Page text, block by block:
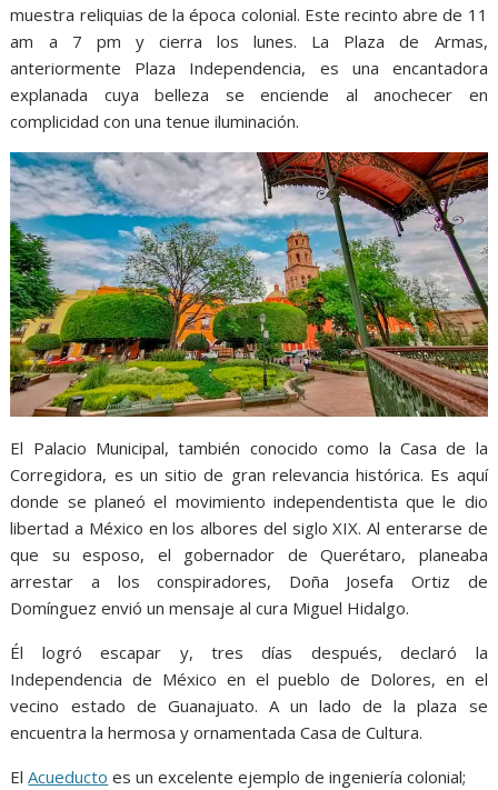
muestra reliquias de la época colonial. Este recinto abre de 11
am a 7 pm y cierra los lunes. La Plaza de Armas,
anteriormente Plaza Independencia, es una encantadora
explanada cuya belleza se enciende al anochecer en
complicidad con una tenue iluminación.
El Palacio Municipal, también conocido como la Casa de la
Corregidora, es un sitio de gran relevancia histórica. Es aquí
donde se planeó el movimiento independentista que le dio
libertad a México en los albores del siglo XIX. Al enterarse de
que su esposo, el gobernador de Querétaro, planeaba
arrestar a los conspiradores, Doña Josefa Ortiz de
Domínguez envió un mensaje al cura Miguel Hidalgo.
Él logró escapar y, tres días después, declaró la
Independencia de México en el pueblo de Dolores, en el
vecino estado de Guanajuato. A un lado de la plaza se
encuentra la hermosa y ornamentada Casa de Cultura.
ElAcueducto es un excelente ejemplo de ingeniería colonial;